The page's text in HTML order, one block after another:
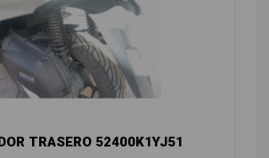
TRASERO 52400K1YJ51